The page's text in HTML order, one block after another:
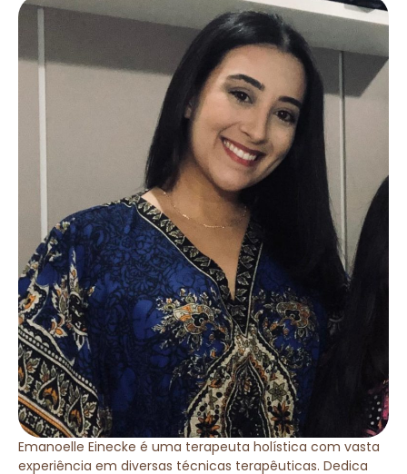
Emanoelle Einecke é uma terapeuta holística com vasta
experiência em diversas técnicas terapêuticas. Dedica